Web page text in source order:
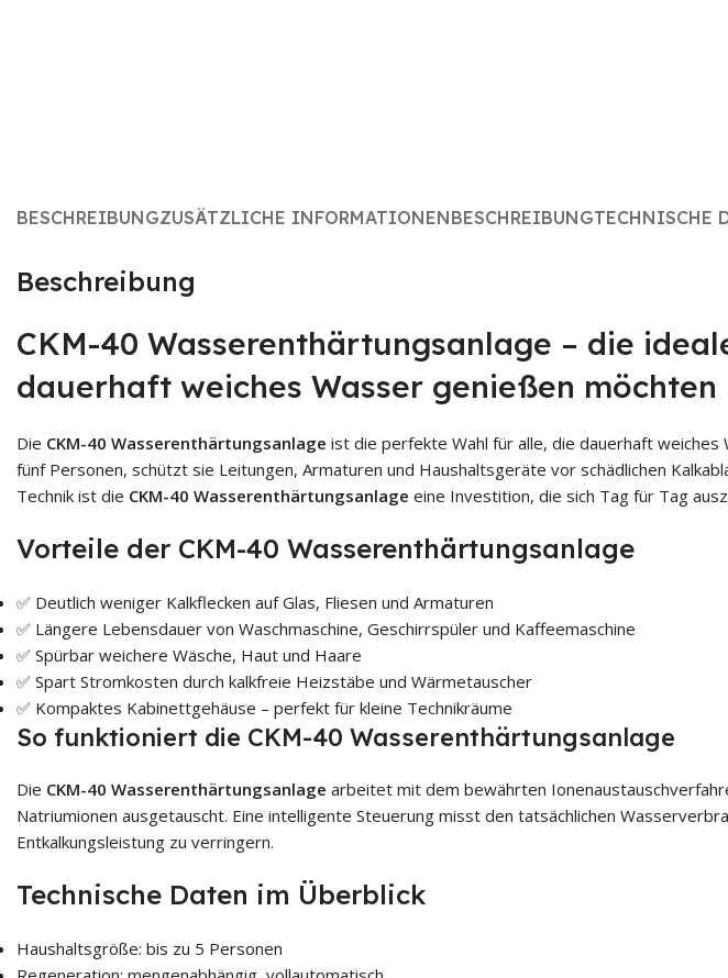
BESCHREIBUNGZUSÄTZLICHE INFORMATIONENBESCHREIBUNGTECHNISCHE
Beschreibung
CKM-40 Wasserenthärtungsanlage – die
dauerhaft weiches Wasser genießen möchten
Die CKM-40 Wasserenthärtungsanlage ist die perfekte Wahl für alle, die dauerhaft
fünf Personen, schützt sie Leitungen, Armaturen und Haushaltsgeräte vor schädlichen
Technik ist die CKM-40 Wasserenthärtungsanlage eine Investition, die sich Tag für Tag
Vorteile der CKM-40 Wasserenthärtungsanlage
✅ Deutlich weniger Kalkflecken auf Glas, Fliesen und Armaturen
✅ Längere Lebensdauer von Waschmaschine, Geschirrspüler und Kaffeemaschine
✅ Spürbar weichere Wäsche, Haut und Haare
✅ Spart Stromkosten durch kalkfreie Heizstäbe und Wärmetauscher
✅ Kompaktes Kabinettgehäuse – perfekt für kleine Technikräume
So funktioniert die CKM-40 Wasserenthärtungsanlage
Die CKM-40 Wasserenthärtungsanlage arbeitet mit dem bewährten
Natriumionen ausgetauscht. Eine intelligente Steuerung misst den tatsächlichen
Entkalkungsleistung zu verringern.
Technische Daten im Überblick
Haushaltsgröße: bis zu 5 Personen